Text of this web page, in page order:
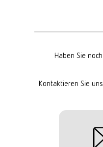
Haben Sie
Kontaktieren Sie